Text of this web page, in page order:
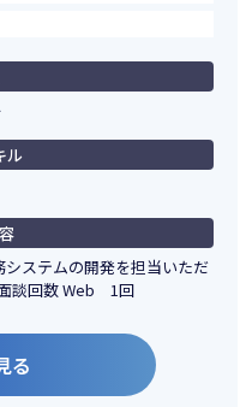
ル
ステムの開発を担当いただ
談回数 Web 1回
る